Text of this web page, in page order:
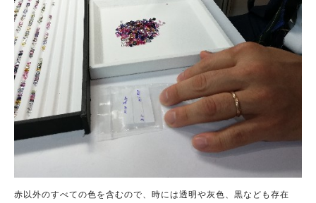
赤以外のすべての色を含むので、時には透明や灰色、黒なども存在